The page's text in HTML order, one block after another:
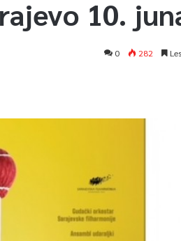
10.
0 282